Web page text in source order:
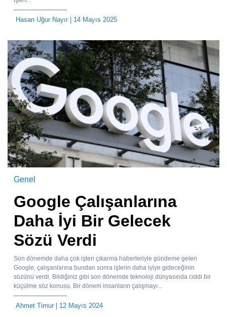
Hasan Uğur Nayır| 14 Mayıs 2025
Genel
Google Çalışanlarına
Daha İyi Bir Gelecek
Sözü Verdi
Son dönemde daha çok işten çıkarma haberleriyle gündeme gelen
Google, çalışanlarına bundan sonra işlerin daha iyiye gideceğinin
sözünü verdi. Bildiğiniz gibi son dönemde teknoloji dünyasında ciddi bir
küçülme söz konusu. Bir dönem insanların çalışmayı...
Ahmet Timur| 12 Mayıs 2024